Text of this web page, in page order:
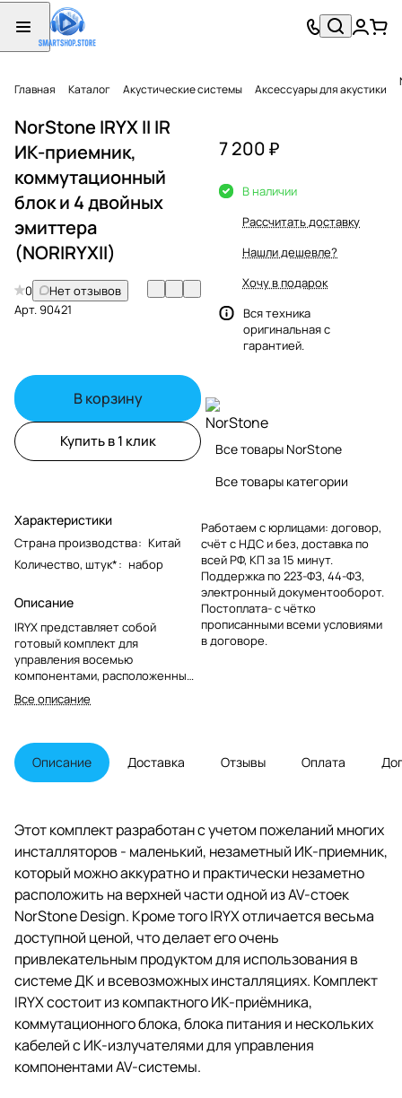
Главная Каталог Акустические системы Аксессуары для акустики
NorStone IRYX II IR
ИК-приемник,
коммутационный
блок и 4 двойных
эмиттера
(NORIRYXII)
0
Нет отзывов
Арт.90421
В корзину
Купить в 1 клик
Характеристики
Страна производства: Китай
Количество, штук*: набор
Описание
IRYX представляет собой
готовый комплект для
управления восемью
компонентами, расположенными
вне зоны доступа ИК-сигнала,
например, скрытыми за
Все описание
7 200 ₽
В наличии
Рассчитать доставку
Нашли дешевле?
Хочу в подарок
Вся техника
оригинальная с
гарантией.
Все товары NorStone
Все товары категории
Работаем с юрлицами: договор,
счёт с НДС и без, доставка по
всей РФ, КП за 15 минут.
Поддержка по 223-ФЗ, 44-ФЗ,
электронный документооборот.
Постоплата- с чётко
прописанными всеми условиями
в договоре.
Описание Доставка Отзывы Оплата
Этот комплект разработан с учетом пожеланий многих
инсталляторов - маленький, незаметный ИК-приемник,
который можно аккуратно и практически незаметно
расположить на верхней части одной из AV-стоек
NorStone Design. Кроме того IRYX отличается весьма
доступной ценой, что делает его очень
привлекательным продуктом для использования в
системе ДК и всевозможных инсталляциях. Комплект
IRYX состоит из компактного ИК-приёмника,
коммутационного блока, блока питания и нескольких
кабелей с ИК-излучателями для управления
компонентами AV-системы.